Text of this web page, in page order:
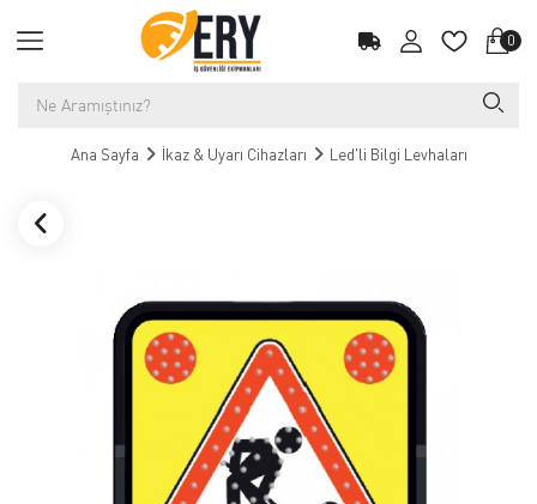
0
Ana Sayfa İkaz & Uyarı Cihazları Led'li Bilgi Levhaları